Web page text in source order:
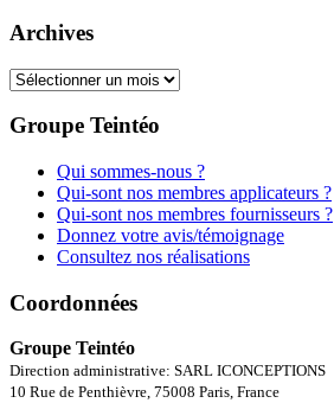
Archives
Archives
Groupe Teintéo
Qui sommes-nous ?
Qui-sont nos membres applicateurs ?
Qui-sont nos membres fournisseurs ?
Donnez votre avis/témoignage
Consultez nos réalisations
Coordonnées
Groupe Teintéo
Direction administrative: SARL ICONCEPTIONS
10 Rue de Penthièvre, 75008 Paris, France